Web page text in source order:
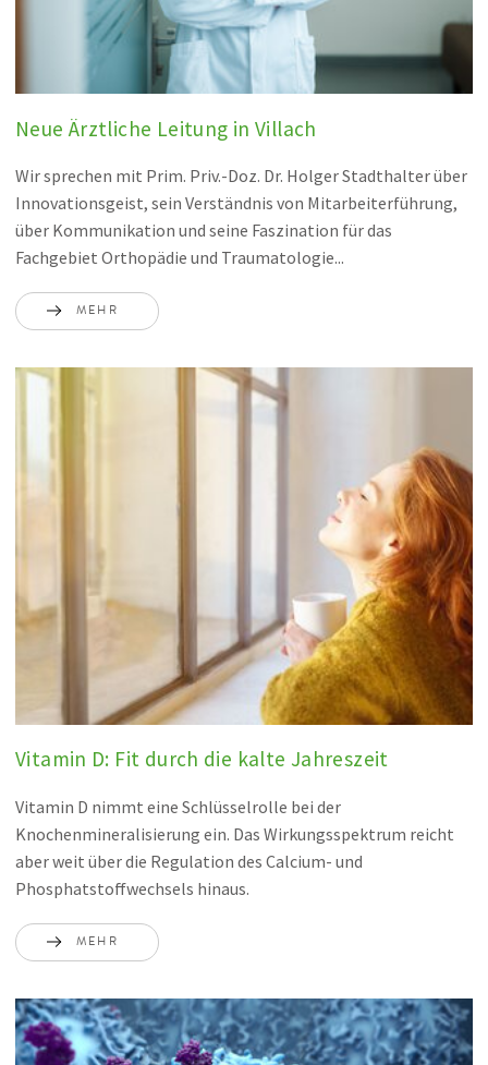
Neue Ärztliche Leitung in Villach
Wir sprechen mit Prim. Priv.-Doz. Dr. Holger Stadthalter über
Innovationsgeist, sein Verständnis von Mitarbeiterführung,
über Kommunikation und seine Faszination für das
Fachgebiet Orthopädie und Traumatologie...
MEHR
Vitamin D: Fit durch die kalte Jahreszeit
Vitamin D nimmt eine Schlüsselrolle bei der
Knochenmineralisierung ein. Das Wirkungsspektrum reicht
aber weit über die Regulation des Calcium- und
Phosphatstoffwechsels hinaus.
MEHR